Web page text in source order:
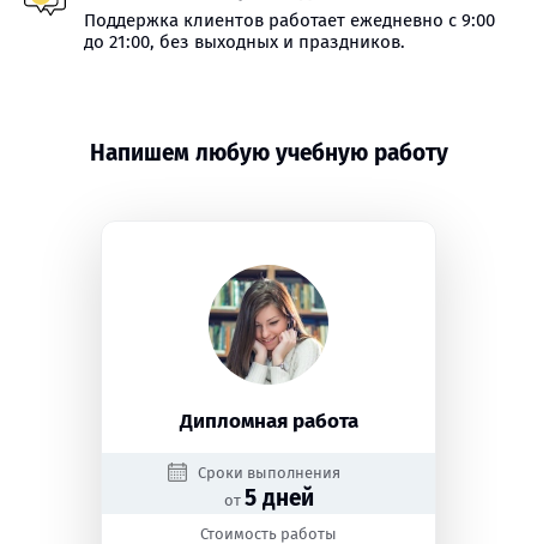
Поддержка клиентов работает ежедневно с 9:00
до 21:00, без выходных и праздников.
Напишем любую учебную работу
Дипломная работа
Сроки выполнения
от 5 дней
Стоимость работы